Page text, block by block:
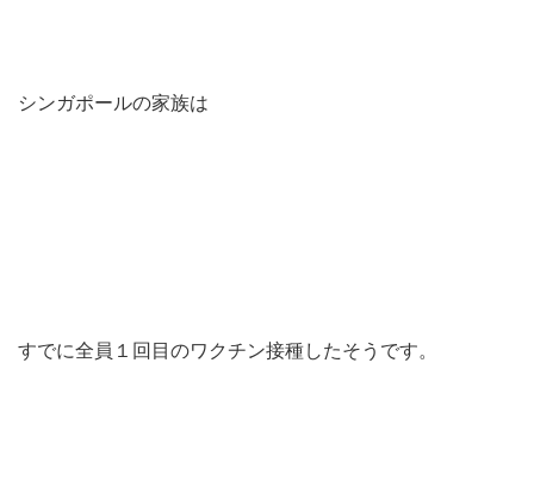
シンガポールの家族は
すでに全員１回目のワクチン接種したそうです。